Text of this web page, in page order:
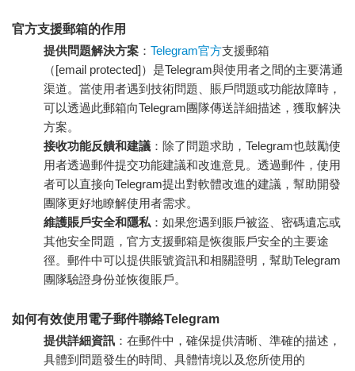
官方支援郵箱的作用
提供問題解決方案 ： Telegram官方支援郵箱
（[email protected]）是Telegram與使用者之間的主要溝通
渠道。當使用者遇到技術問題、賬戶問題或功能故障時，
可以透過此郵箱向Telegram團隊傳送詳細描述，獲取解決
方案。
接收功能反饋和建議 ：除了問題求助，Telegram也鼓勵使
用者透過郵件提交功能建議和改進意見。透過郵件，使用
者可以直接向Telegram提出對軟體改進的建議，幫助開發
團隊更好地瞭解使用者需求。
維護賬戶安全和隱私 ：如果您遇到賬戶被盜、密碼遺忘或
其他安全問題，官方支援郵箱是恢復賬戶安全的主要途
徑。郵件中可以提供賬號資訊和相關證明，幫助Telegram
團隊驗證身份並恢復賬戶。
如何有效使用電子郵件聯絡Telegram
提供詳細資訊 ：在郵件中，確保提供清晰、準確的描述，
具體到問題發生的時間、具體情境以及您所使用的